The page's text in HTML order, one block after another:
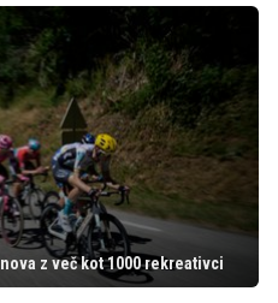
z več kot 1000 rekreativci